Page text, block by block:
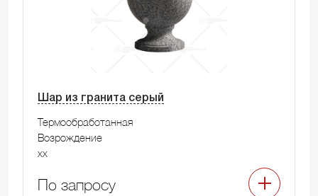
Шар из гранита серый
Термообработанная
Возрождение
xx
По запросу